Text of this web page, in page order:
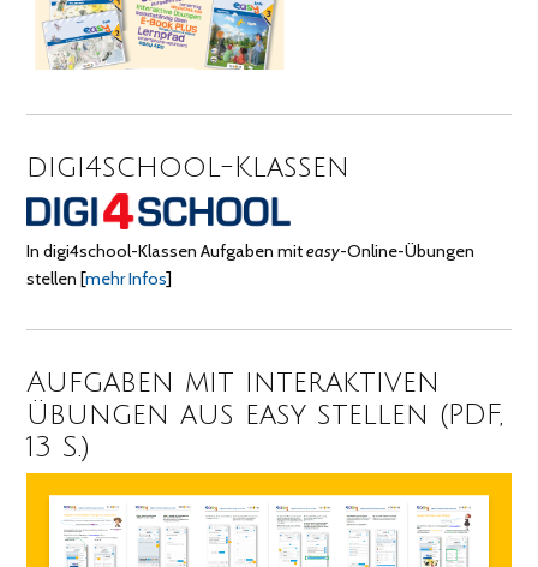
digi4school-Klassen
In digi4school-Klassen Aufgaben miteasy-Online-Übungen
stellen[mehr Infos]
Aufgaben mit interaktiven
Übungen aus easy stellen (PDF,
13 S.)